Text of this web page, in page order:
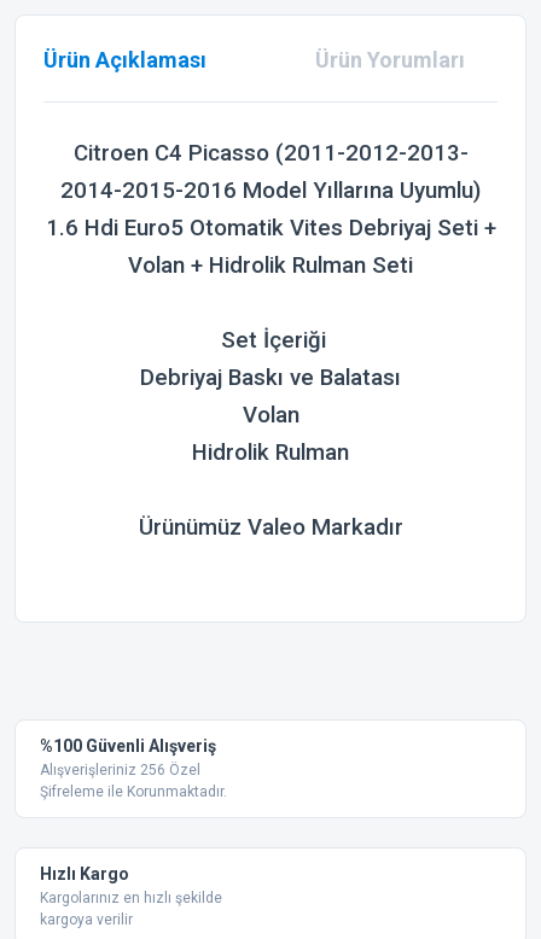
Ürün Açıklaması Ürün Yorumları
Citroen C4 Picasso (2011-2012-2013-
2014-2015-2016 Model Yıllarına Uyumlu)
1.6 Hdi Euro5 Otomatik Vites Debriyaj Seti +
Volan + Hidrolik Rulman Seti
Set İçeriği
Debriyaj Baskı ve Balatası
Volan
Hidrolik Rulman
Ürünümüz Valeo Markadır
Ürün resmi kalitesiz, bozuk veya görüntülenemiyor.
Ürün açıklamasında eksik bilgiler bulunuyor.
Bu ürüne benzer farklı alternatifler olmalı.
%100 Güvenli Alışveriş
Alışverişleriniz 256 Özel
Şifreleme ile Korunmaktadır.
Hızlı Kargo
Kargolarınız en hızlı şekilde
kargoya verilir